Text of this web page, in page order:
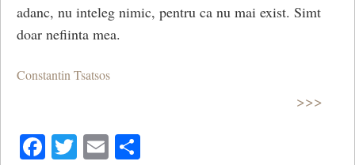
adanc, nu inteleg nimic, pentru ca nu mai exist. Simt
doar nefiinta mea.
Constantin Tsatsos
>>>
Facebook
Twitter
Email